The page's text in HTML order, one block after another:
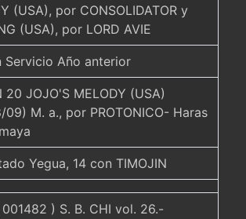
(USA), por CONSOLIDATOR y
(USA), por LORD AVIE
Servicio Año anterior
20 JOJO'S MELODY (USA)
09) M. a., por PROTONICO- Haras
Yegua, 14 con TIMOJIN
) S. B. CHI vol. 26.-